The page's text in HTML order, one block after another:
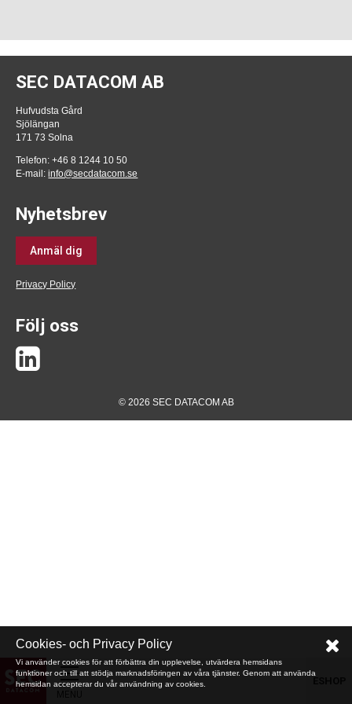
SEC DATACOM AB
Hufvudsta Gård
Sjölängan
171 73 Solna
Telefon: +46 8 1244 10 50
E-mail:info@secdatacom.se
Nyhetsbrev
Anmäl dig
Privacy Policy
Följ oss
© 2026 SEC DATACOM AB
Cookies- och Privacy Policy
Vi använder cookies för att förbättra din upplevelse, utvärdera hemsidans
funktioner och till att stödja marknadsföringen av våra tjänster. Genom att använda
hemsidan accepterar du vår användning av cookies.